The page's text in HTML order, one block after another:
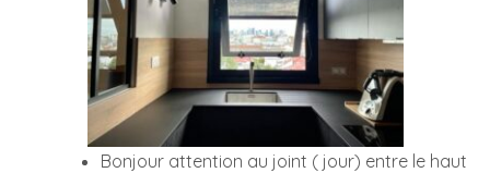
Bonjour attention au joint ( jour) entre le haut